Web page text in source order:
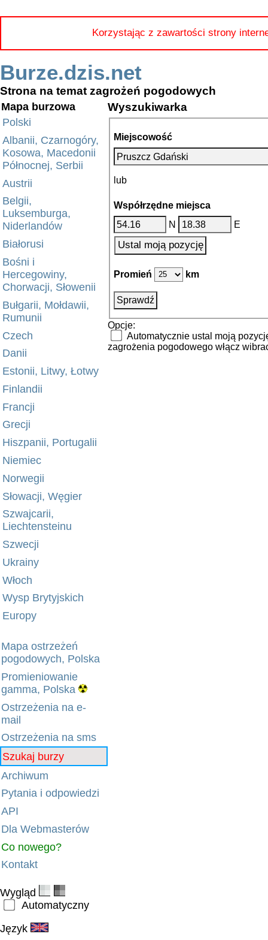
Korzystając z zawartości strony
Burze.dzis.net
Strona na temat zagrożeń pogodowych
Mapa burzowa
Polski
Albanii, Czarnogóry,
Kosowa, Macedonii
Północnej, Serbii
Austrii
Belgii,
Luksemburga,
Niderlandów
Białorusi
Bośni i
Hercegowiny,
Chorwacji, Słowenii
Bułgarii, Mołdawii,
Rumunii
Czech
Danii
Estonii, Litwy, Łotwy
Finlandii
Francji
Grecji
Hiszpanii, Portugalii
Niemiec
Norwegii
Słowacji, Węgier
Szwajcarii,
Liechtensteinu
Szwecji
Ukrainy
Włoch
Wysp Brytyjskich
Europy
Mapa ostrzeżeń
pogodowych, Polska
Promieniowanie
gamma, Polska
Ostrzeżenia na e-
mail
Ostrzeżenia na sms
Szukaj burzy
Archiwum
Pytania i odpowiedzi
API
Dla Webmasterów
Co nowego?
Kontakt
Wygląd
Automatyczny
Język
Wyszukiwarka
Miejscowość
lub
Współrzędne miejsca
N
E
Promień km
Opcje:
Automatycznie ustal moją
zagrożenia pogodowego włącz